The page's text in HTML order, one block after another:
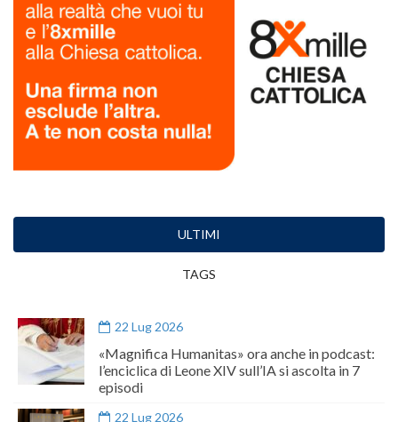
ULTIMI
TAGS
22 Lug 2026
«Magnifica Humanitas» ora anche in podcast:
l’enciclica di Leone XIV sull’IA si ascolta in 7
episodi
22 Lug 2026